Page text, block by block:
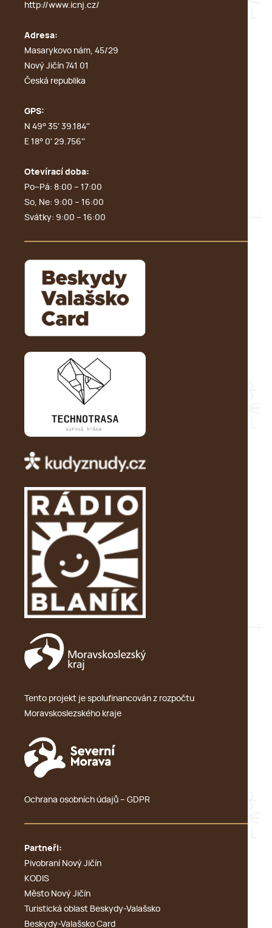
http://www.icnj.cz/
Adresa:
Masarykovo nám, 45/29
Nový Jičín 741 01
Česká republika
GPS:
N 49° 35' 39.184''
E 18° 0' 29.756''
Otevírací doba:
Po–Pá: 8:00 – 17:00
So, Ne: 9:00 – 16:00
Svátky: 9:00 – 16:00
Tento projekt je spolufinancován z rozpočtu
Moravskoslezského kraje
Ochrana osobních údajů – GDPR
Partneři:
Pivobraní Nový Jičín
KODIS
Město Nový Jičín
Turistická oblast Beskydy-Valašsko
Beskydy-Valašsko Card